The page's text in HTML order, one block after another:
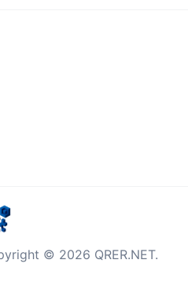
© 2026 QRER.NET.